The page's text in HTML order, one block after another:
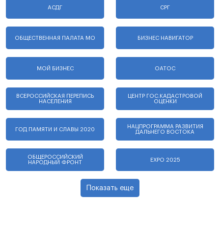
АСДГ СРГ
ОБЩЕСТВЕННАЯ ПАЛАТА МО БИЗНЕС НАВИГАТОР
МОЙ БИЗНЕС ОАТОС
ВСЕРОССИЙСКАЯ ПЕРЕПИСЬ
НАСЕЛЕНИЯ
ЦЕНТР ГОС.КАДАСТРОВОЙ
ОЦЕНКИ
ГОД ПАМЯТИ И СЛАВЫ 2020
НАЦПРОГРАММА РАЗВИТИЯ
ДАЛЬНЕГО ВОСТОКА
ОБЩЕРОССИЙСКИЙ
НАРОДНЫЙ ФРОНТ
EXPO 2025
Показать еще